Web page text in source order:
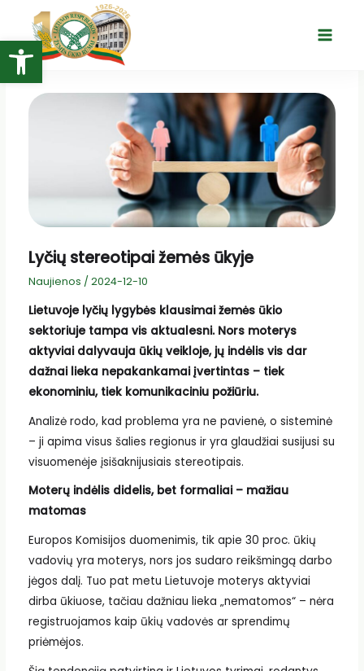
Open toolbar
turinio
Main
Lyčių stereotipai žemės ūkyje
Naujienos / 2024-12-10
Lietuvoje lyčių lygybės klausimai žemės ūkio
sektoriuje tampa vis aktualesni. Nors moterys
aktyviai dalyvauja ūkių veikloje, jų indėlis vis dar
dažnai lieka nepakankamai įvertintas – tiek
ekonominiu, tiek komunikaciniu požiūriu.
Analizė rodo, kad problema yra ne pavienė, o sisteminė
– ji apima visus šalies regionus ir yra glaudžiai susijusi su
visuomenėje įsišaknijusiais stereotipais.
Moterų indėlis didelis, bet formaliai – mažiau
matomas
Europos Komisijos duomenimis, tik apie 30 proc. ūkių
vadovių yra moterys, nors jos sudaro reikšmingą darbo
jėgos dalį. Tuo pat metu Lietuvoje moterys aktyviai
dirba ūkiuose, tačiau dažniau lieka „nematomos“ – nėra
registruojamos kaip ūkių vadovės ar sprendimų
priėmėjos.